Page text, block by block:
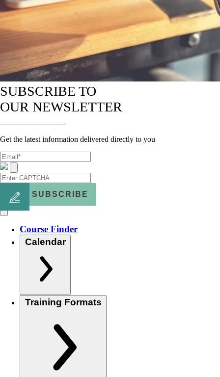
SUBSCRIBE TO
OUR NEWSLETTER
Get the latest information delivered directly to you
SUBSCRIBE
Course Finder
Calendar
Training Formats